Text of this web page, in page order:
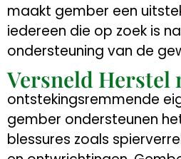
maakt gember een
iedereen die op zoek is
ondersteuning van de
Versneld Herstel
ontstekingsremmende
gember ondersteunen
blessures zoals